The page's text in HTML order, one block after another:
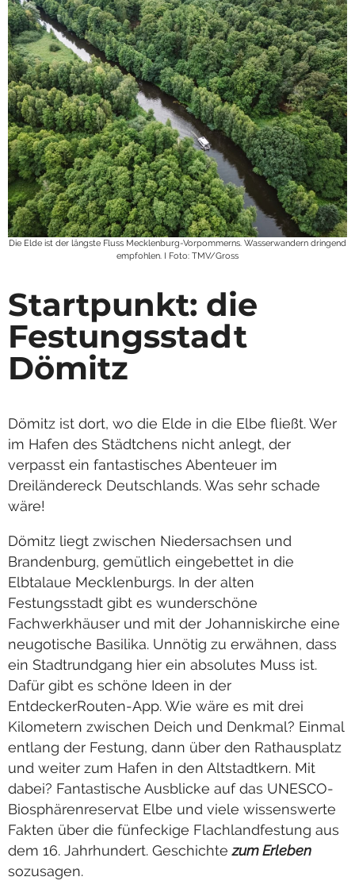
Die Elde ist der längste Fluss Mecklenburg-Vorpommerns. Wasserwandern dringend
empfohlen. I Foto: TMV/Gross
Startpunkt: die
Festungsstadt
Dömitz
Dömitz ist dort, wo die Elde in die Elbe fließt. Wer
im Hafen des Städtchens nicht anlegt, der
verpasst ein fantastisches Abenteuer im
Dreiländereck Deutschlands. Was sehr schade
wäre!
Dömitz liegt zwischen Niedersachsen und
Brandenburg, gemütlich eingebettet in die
Elbtalaue Mecklenburgs. In der alten
Festungsstadt gibt es wunderschöne
Fachwerkhäuser und mit der Johanniskirche eine
neugotische Basilika. Unnötig zu erwähnen, dass
ein Stadtrundgang hier ein absolutes Muss ist.
Dafür gibt es schöne Ideen in der
EntdeckerRouten-App. Wie wäre es mit drei
Kilometern zwischen Deich und Denkmal? Einmal
entlang der Festung, dann über den Rathausplatz
und weiter zum Hafen in den Altstadtkern. Mit
dabei? Fantastische Ausblicke auf das UNESCO-
Biosphärenreservat Elbe und viele wissenswerte
Fakten über die fünfeckige Flachlandfestung aus
dem 16. Jahrhundert. Geschichtezum Erleben
sozusagen.